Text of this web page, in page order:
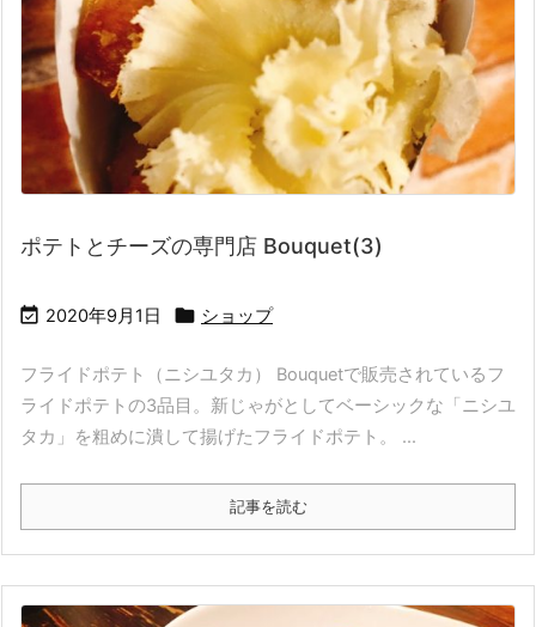
ポテトとチーズの専門店 Bouquet(3)
 2020年9月1日  ショップ
フライドポテト（ニシユタカ） Bouquetで販売されているフ
ライドポテトの3品目。新じゃがとしてベーシックな「ニシユ
タカ」を粗めに潰して揚げたフライドポテト。 ...
記事を読む